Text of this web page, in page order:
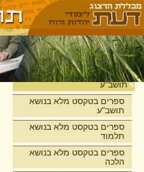
בית
תושב"ע
ספרים בטקסט מלא בנושא
תושב"ע
ספרים בטקסט מלא בנושא
תלמוד
ספרים בטקסט מלא בנושא
הלכה